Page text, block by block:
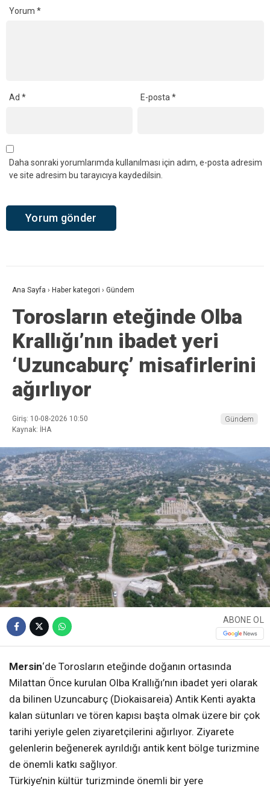
Yorum *
Ad * E-posta*
Daha sonraki yorumlarımda kullanılması için adım, e-posta adresim
ve site adresim bu tarayıcıya kaydedilsin.
Ana Sayfa › Haber kategori › Gündem
Torosların eteğinde Olba
Krallığı’nın ibadet yeri
‘Uzuncaburç’ misafirlerini
ağırlıyor
Giriş: 10-08-2026 10:50
Kaynak: İHA
Gündem
ABONE OL
Mersin‘de Torosların eteğinde doğanın ortasında
Milattan Önce kurulan Olba Krallığı’nın ibadet yeri olarak
da bilinen Uzuncaburç (Diokaisareia) Antik Kenti ayakta
kalan sütunları ve tören kapısı başta olmak üzere bir çok
tarihi yeriyle gelen ziyaretçilerini ağırlıyor. Ziyarete
gelenlerin beğenerek ayrıldığı antik kent bölge turizmine
de önemli katkı sağlıyor.
Türkiye’nin kültür turizminde önemli bir yere